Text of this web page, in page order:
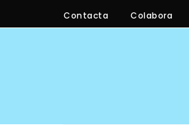
Contacta Colabora